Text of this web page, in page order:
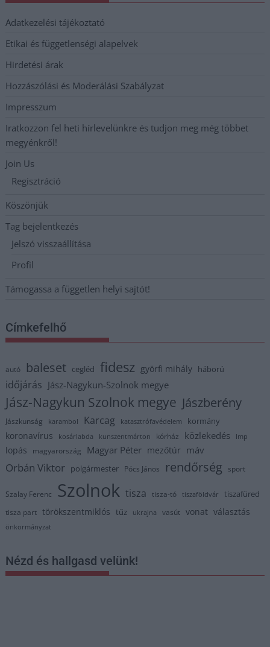
Adatkezelési tájékoztató
Etikai és függetlenségi alapelvek
Hirdetési árak
Hozzászólási és Moderálási Szabályzat
Impresszum
Iratkozzon fel heti hírlevelünkre és tudjon meg még többet
megyénkről!
Join Us
Regisztráció
Köszönjük
Tag bejelentkezés
Jelszó visszaállítása
Profil
Támogassa a független helyi sajtót!
Címkefelhő
autó baleset cegléd fidesz györfi mihály háború
időjárás Jász-Nagykun-Szolnok megye
Jász-Nagykun Szolnok megye Jászberény
Jászkunság karambol Karcag katasztrófavédelem kormány
koronavírus kosárlabda kunszentmárton kórház közlekedés lmp
lopás magyarország Magyar Péter mezőtúr máv
Orbán Viktor polgármester Pócs János rendőrség sport
Szalay Ferenc Szolnok tisza tisza-tó tiszaföldvár tiszafüred
tisza part törökszentmiklós tűz ukrajna vasút vonat választás
önkormányzat
Nézd és hallgasd velünk!